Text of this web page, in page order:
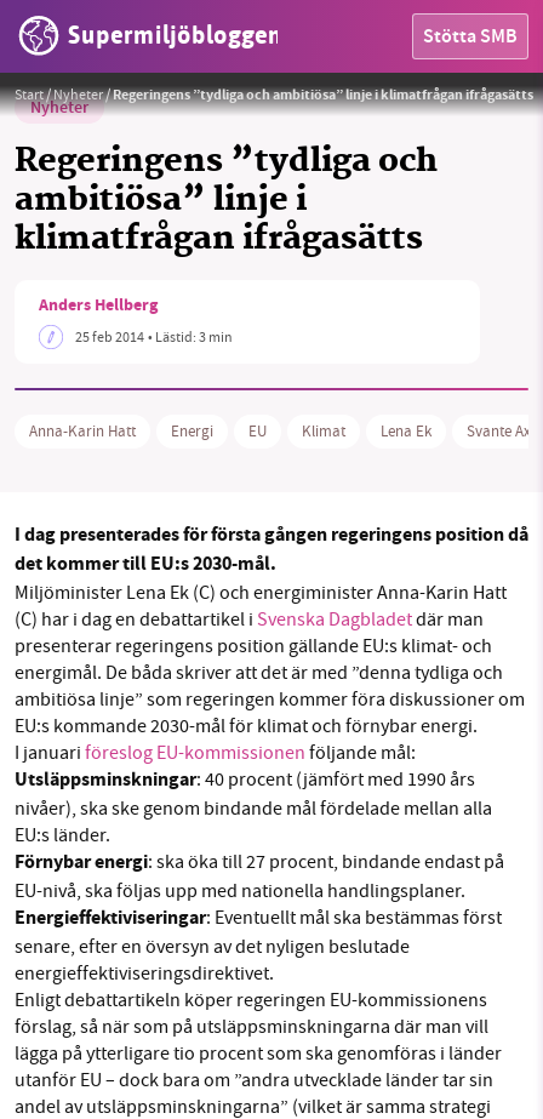
Supermiljöbloggen Stötta SMB
HEM
OMRÅDEN
Facebook Instagram BlueSky
Threads LinkedIn
Start/Nyheter/Regeringens ”tydliga och ambitiösa” linje i klimatfrågan ifrågasätts
Nyheter
Regeringens ”tydliga och
ambitiösa” linje i
klimatfrågan ifrågasätts
Anders Hellberg
25 feb 2014• Lästid:3 min
Anna-Karin Hatt Energi EU Klimat Lena Ek Svante
I dag presenterades för första gången regeringens position då
det kommer till EU:s 2030-mål.
Miljöminister Lena Ek (C) och energiminister Anna-Karin Hatt
(C) har i dag en debattartikel i Svenska Dagbladetdär man
presenterar regeringens position gällande EU:s klimat- och
energimål. De båda skriver att det är med ”denna tydliga och
ambitiösa linje” som regeringen kommer föra diskussioner om
EU:s kommande 2030-mål för klimat och förnybar energi.
I januari föreslog EU-kommissionen följande mål:
Utsläppsminskningar: 40 procent (jämfört med 1990 års
nivåer), ska ske genom bindande mål fördelade mellan alla
EU:s länder.
Förnybar energi: ska öka till 27 procent, bindande endast på
EU-nivå, ska följas upp med nationella handlingsplaner.
Energieffektiviseringar: Eventuellt mål ska bestämmas först
senare, efter en översyn av det nyligen beslutade
energieffektiviseringsdirektivet.
Enligt debattartikeln köper regeringen EU-kommissionens
förslag, så när som på utsläppsminskningarna där man vill
lägga på ytterligare tio procent som ska genomföras i länder
utanför EU – dock bara om ”andra utvecklade länder tar sin
andel av utsläppsminskningarna” (vilket är samma strategi
SMB kämpar för en hållbar framtid. Sedan
starten 2010 har vår ideella redaktion drivit
miljödebatten framåt genom
nyhetsbevakning och granskningar. Nu vill vi
utveckla vårt arbete – och vi hoppas att du
vill hjälpa oss.
Stötta vårt arbete genom att swisha en slant till
1231368703
Läs vad vi vill göra